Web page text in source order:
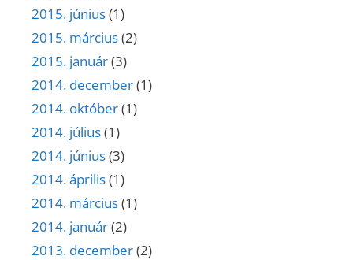
2015. június(1)
2015. március(2)
2015. január(3)
2014. december(1)
2014. október(1)
2014. július(1)
2014. június(3)
2014. április(1)
2014. március(1)
2014. január(2)
2013. december(2)